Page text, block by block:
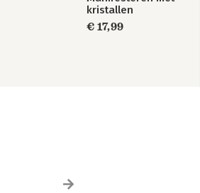
kristallen
€ 17,99